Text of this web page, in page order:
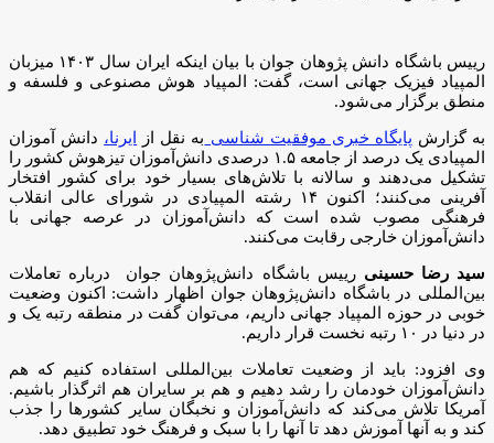
رییس باشگاه دانش پژوهان جوان با بیان اینکه ایران سال ۱۴۰۳ میزبان
المپیاد فیزیک جهانی است، گفت: المپیاد هوش مصنوعی و فلسفه و
منطق برگزار می‌شود.
به گزارش پایگاه خبری موفقیت شناسی به نقل از ایرنا، دانش آموزان
المپیادی یک درصد از جامعه ۱.۵ درصدی دانش‌آموزان تیزهوش کشور را
تشکیل می‌دهند و سالانه با تلاش‌های بسیار خود برای کشور افتخار
آفرینی می‌کنند؛ اکنون ۱۴ رشته المپیادی در شورای عالی انقلاب
فرهنگی مصوب شده است که دانش‌آموزان در عرصه جهانی با
دانش‌آموزان خارجی رقابت می‌کنند.
سید رضا حسینی رییس باشگاه دانش‌پژوهان جوان درباره تعاملات
بین‌المللی در باشگاه دانش‌پژوهان جوان اظهار داشت: اکنون وضعیت
خوبی در حوزه المپیاد جهانی داریم، می‌توان گفت در منطقه رتبه یک و
در دنیا در ۱۰ رتبه نخست قرار داریم.
وی افزود: باید از وضعیت تعاملات بین‌المللی استفاده کنیم که هم
دانش‌آموزان خودمان را رشد دهیم و هم بر سایران هم اثرگذار باشیم.
آمریکا تلاش می‌کند که دانش‌آموزان و نخبگان سایر کشورها را جذب
کند و به آنها آموزش دهد تا آنها را با سبک و فرهنگ خود تطبیق دهد.